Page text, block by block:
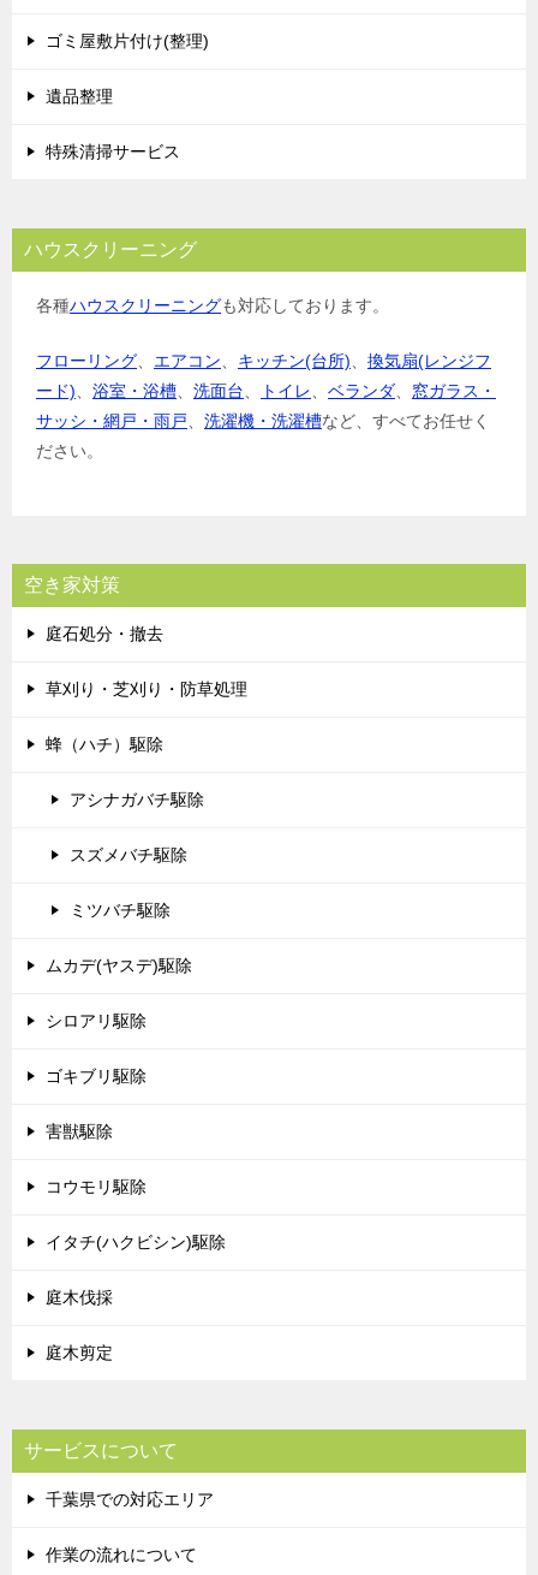
ゴミ屋敷片付け(整理)
遺品整理
特殊清掃サービス
ハウスクリーニング
各種ハウスクリーニングも対応しております。
フローリング エアコン キッチン(台所)
換気扇(レンジフ
ード)
浴室・浴槽 洗面台 トイレ ベランダ
窓ガラス・
サッシ・網戸・雨戸
洗濯機・洗濯槽など、すべてお任せく
ださい。
空き家対策
庭石処分・撤去
草刈り・芝刈り・防草処理
蜂（ハチ）駆除
アシナガバチ駆除
スズメバチ駆除
ミツバチ駆除
ムカデ(ヤスデ)駆除
シロアリ駆除
ゴキブリ駆除
害獣駆除
コウモリ駆除
イタチ(ハクビシン)駆除
庭木伐採
庭木剪定
サービスについて
千葉県での対応エリア
作業の流れについて